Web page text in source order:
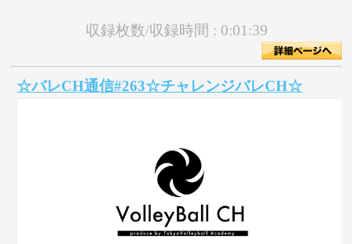
収録枚数/収録時間 : 0:01:39
☆バレCH通信#263☆チャレンジバレCH☆